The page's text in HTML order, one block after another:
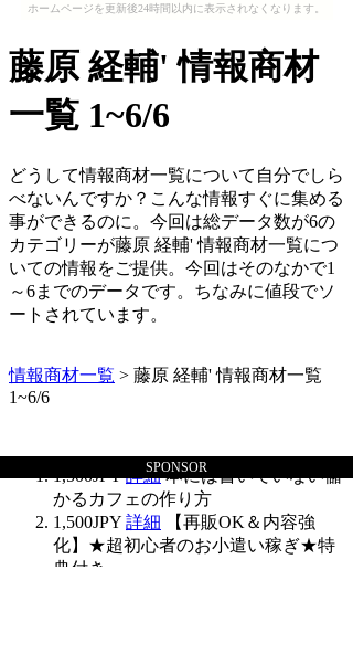
ホームページを更新後24時間以内に表示されなくなります。
藤原 経輔' 情報商材
一覧 1~6/6
どうして情報商材一覧について自分でしら
べないんですか？こんな情報すぐに集める
事ができるのに。今回は総データ数が6の
カテゴリーが藤原 経輔' 情報商材一覧につ
いての情報をご提供。今回はそのなかで1
～6までのデータです。ちなみに値段でソ
ートされています。
情報商材一覧 > 藤原 経輔' 情報商材一覧
1~6/6
1,500JPY詳細本には書いていない儲
かるカフェの作り方
1,500JPY 詳細 【再販OK＆内容強
化】★超初心者のお小遣い稼ぎ★特
典付き
SPONSOR